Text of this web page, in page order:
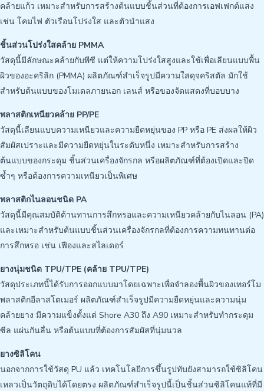
คล้ายแก้ว เหมาะสำหรับการสร้างต้นแบบชิ้นส่วนที่ต้องการเอฟเฟกต์แสง
เช่น โคมไฟ ตัวเรือนโปร่งใส และตัวนำแสง
ชิ้นส่วนโปร่งใสคล้าย PMMA
วัสดุนี้มีลักษณะคล้ายกับพีซี แต่ให้ความโปร่งใสสูงและใช้เพื่อเลียนแบบพื้น
ผิวของอะคริลิก (PMMA) ผลิตภัณฑ์สำเร็จรูปมีความใสดุจคริสตัล มักใช้
สำหรับต้นแบบของโมเดลภายนอก เลนส์ หรือของจัดแสดงที่บอบบาง
พลาสติกเหนียวคล้าย PP/PE
วัสดุนี้เลียนแบบความเหนียวและความยืดหยุ่นของ PP หรือ PE ส่งผลให้ผิว
สัมผัสเปราะและมีความยืดหยุ่นในระดับหนึ่ง เหมาะสำหรับการสร้าง
ต้นแบบของกระดุม ชิ้นส่วนเครื่องจักรกล หรือผลิตภัณฑ์ที่ต้องเปิดและปิด
ซ้ำๆ หรือต้องการความเหนียวเป็นพิเศษ
พลาสติกไนลอนชนิด PA
วัสดุนี้มีคุณสมบัติต้านทานการสึกหรอและความเหนียวคล้ายกับไนลอน (PA)
และเหมาะสำหรับต้นแบบชิ้นส่วนเครื่องจักรกลที่ต้องการความทนทานต่อ
การสึกหรอ เช่น เฟืองและสไลเดอร์
ยางนุ่มชนิด TPU/TPE (คล้าย TPU/TPE)
วัสดุประเภทนี้ได้รับการออกแบบมาโดยเฉพาะเพื่อจำลองพื้นผิวของเทอร์โม
พลาสติกอีลาสโตเมอร์ ผลิตภัณฑ์สำเร็จรูปมีความยืดหยุ่นและความนุ่ม
คล้ายยาง มีความแข็งตั้งแต่ Shore A30 ถึง A90 เหมาะสำหรับทำกระดุม
ซีล แผ่นกันลื่น หรือต้นแบบที่ต้องการสัมผัสที่นุ่มนวล
ยางซิลิโคน
นอกจากการใช้วัสดุ PU แล้ว เทคโนโลยีการขึ้นรูปทับยังสามารถใช้ซิลิโคน
เหลวเป็นวัตถุดิบได้โดยตรง ผลิตภัณฑ์สำเร็จรูปนี้เป็นชิ้นส่วนซิลิโคนแท้ที่มี